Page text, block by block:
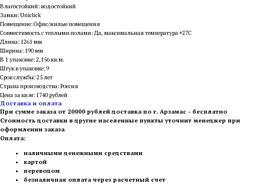
Влагостойкий: водостойкий
Замки: Uniclick
Помещение: Офис/жилые помещения
Совместимость с теплыми полами: Да, максимальная температура +27С
Длина: 1261 мм
Ширина: 190 мм
В 1 упаковке: 2,156 кв.м.
Штук в упаковке: 9
Срок службы: 25 лет
Страна производства: Россия
Цена за кв.м: 1740 рублей
Доставка и оплата
При сумме заказа от 20000 рублей доставка по г. Арзамас - бесплатно
Стоимость доставки в другие населенные пункты уточнит менеджер при
оформлении заказа
Оплата:
наличными денежными средствами
картой
переводом
безналичная оплата через расчетный счет